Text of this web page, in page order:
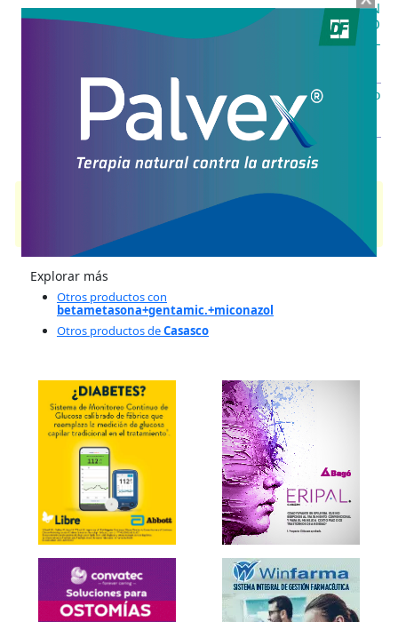
PAMI
PAMI PLAN
MEDICAMENTOS DE USO
EVENTUAL
Cobertura Monto Fijo
$4.305,24AF$16.586,21
betametasona+gentamic.+miconazol
Antibiótico Antiinfl.Antimicot. Casasco
cuenta con 2 presentaciones disponibles.
Explorar más
Otros productos con
betametasona+gentamic.+miconazol
Otros productos deCasasco